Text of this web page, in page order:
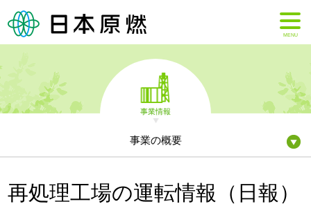
MENU
事業情報
事業の概要
再処理工場の運転情報（日報）